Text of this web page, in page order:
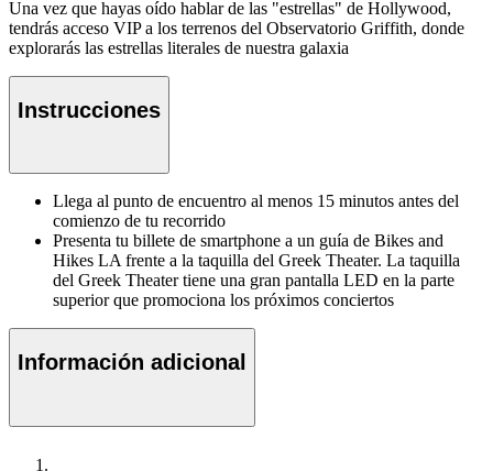
Una vez que hayas oído hablar de las "estrellas" de Hollywood,
tendrás acceso VIP a los terrenos del Observatorio Griffith, donde
explorarás las estrellas literales de nuestra galaxia
Instrucciones
Llega al punto de encuentro al menos 15 minutos antes del
comienzo de tu recorrido
Presenta tu billete de smartphone a un guía de Bikes and
Hikes LA frente a la taquilla del Greek Theater. La taquilla
del Greek Theater tiene una gran pantalla LED en la parte
superior que promociona los próximos conciertos
Información adicional